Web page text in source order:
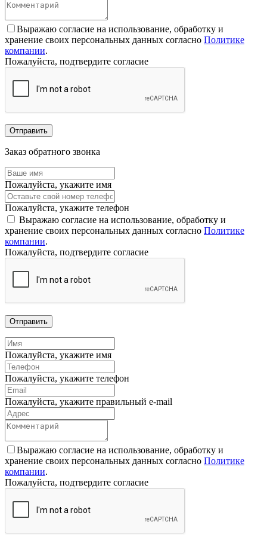
Выражаю согласие на использование, обработку и
хранение своих персональных данных согласно Политике
компании.
Пожалуйста, подтвердите согласие
Отправить
Заказ обратного звонка
Пожалуйста, укажите имя
Пожалуйста, укажите телефон
Выражаю согласие на использование, обработку и
хранение своих персональных данных согласно Политике
компании.
Пожалуйста, подтвердите согласие
Отправить
Пожалуйста, укажите имя
Пожалуйста, укажите телефон
Пожалуйста, укажите правильный e-mail
Выражаю согласие на использование, обработку и
хранение своих персональных данных согласно Политике
компании.
Пожалуйста, подтвердите согласие